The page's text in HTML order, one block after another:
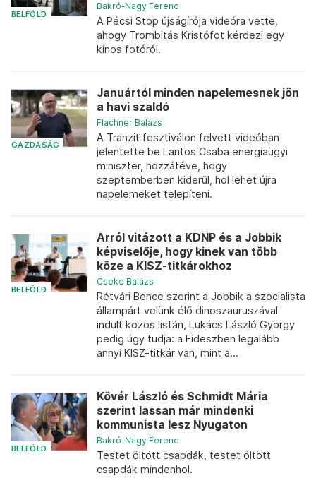
BELFÖLD
Bakró-Nagy Ferenc
A Pécsi Stop újságírója videóra vette,
ahogy Trombitás Kristófot kérdezi egy
kínos fotóról.
GAZDASÁG
Januártól minden napelemesnek jön
a havi szaldó
Flachner Balázs
A Tranzit fesztiválon felvett videóban
jelentette be Lantos Csaba energiaügyi
miniszter, hozzátéve, hogy
szeptemberben kiderül, hol lehet újra
napelemeket telepíteni.
BELFÖLD
Arról vitázott a KDNP és a Jobbik
képviselője, hogy kinek van több
köze a KISZ-titkárokhoz
Cseke Balázs
Rétvári Bence szerint a Jobbik a szocialista
állampárt velünk élő dinoszauruszával
indult közös listán, Lukács László György
pedig úgy tudja: a Fideszben legalább
annyi KISZ-titkár van, mint a...
BELFÖLD
Kövér László és Schmidt Mária
szerint lassan már mindenki
kommunista lesz Nyugaton
Bakró-Nagy Ferenc
Testet öltött csapdák, testet öltött
csapdák mindenhol.